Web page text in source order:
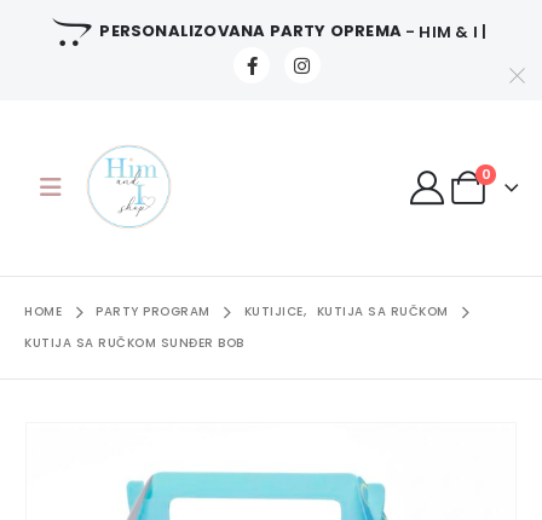
PERSONALIZOVANA PARTY OPREMA - HIM & I |
0
HOME PARTY PROGRAM KUTIJICE, KUTIJA SA RUČKOM
KUTIJA SA RUČKOM SUNĐER BOB